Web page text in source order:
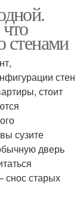
стенами
стен
стоит
сузите
дверь
снос старых